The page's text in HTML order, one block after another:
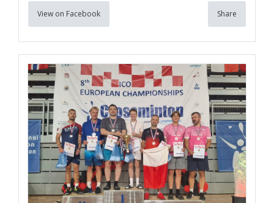
View on Facebook Share